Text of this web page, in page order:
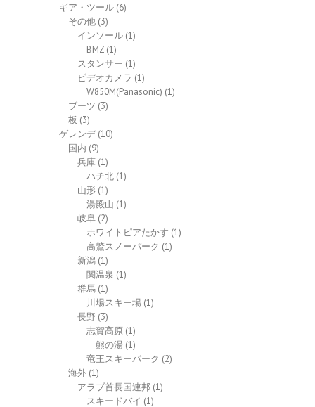
ギア・ツール (6)
その他 (3)
インソール (1)
BMZ (1)
スタンサー (1)
ビデオカメラ (1)
W850M(Panasonic) (1)
ブーツ (3)
板 (3)
ゲレンデ(10)
国内 (9)
兵庫 (1)
ハチ北 (1)
山形 (1)
湯殿山 (1)
岐阜 (2)
ホワイトピアたかす (1)
高鷲スノーパーク (1)
新潟 (1)
関温泉 (1)
群馬 (1)
川場スキー場 (1)
長野 (3)
志賀高原 (1)
熊の湯 (1)
竜王スキーパーク (2)
海外 (1)
アラブ首長国連邦 (1)
スキードバイ (1)